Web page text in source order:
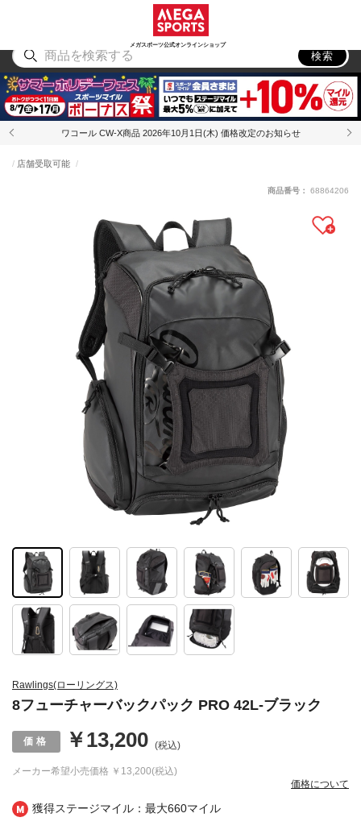
メガスポーツ公式オンラインショップ
アウトドア
検索
ワコール CW-X商品 2026年10月1日(木) 価格改定のお知らせ
獲得ステージマイル：最大660マイル
Rawlings(ローリングス)
8フューチャーバックパック PRO 42L-ブラック
店舗受取可能
メーカー希望小売価格 ￥13,200(税込)
￥13,200 (税込)
価格について
商品番号： 68864206